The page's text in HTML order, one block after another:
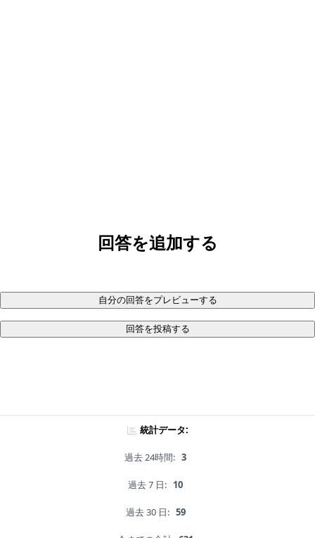
回答を追加する
自分の回答をプレビューする
回答を投稿する
統計データ:
過去 24時間: 3
過去 7 日: 10
過去 30 日: 59